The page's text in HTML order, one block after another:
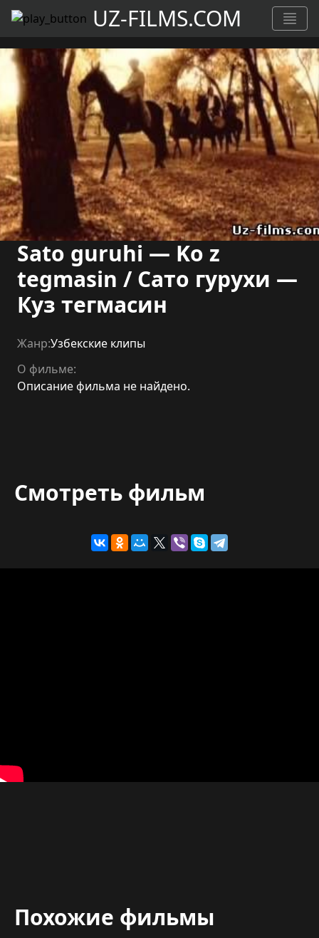
UZ-FILMS.COM
Sato guruhi — Ko z
tegmasin / Сато гурухи —
Куз тегмасин
Жанр:Узбекские клипы
О фильме:
Описание фильма не найдено.
Смотреть фильм
Похожие фильмы